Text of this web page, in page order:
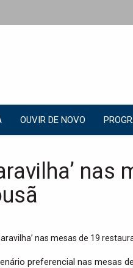
OUVIR DE NOVO
nas
preferencial nas mesas